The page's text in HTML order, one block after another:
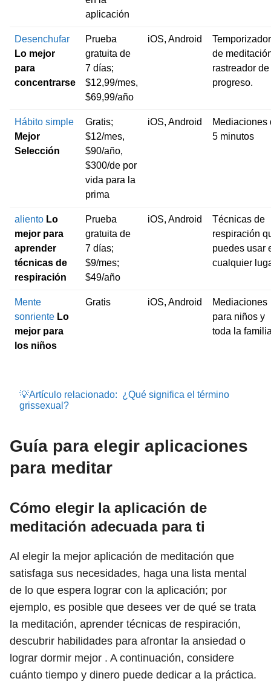
aplicación
Desenchufar
Lo mejor
para
concentrarse
Prueba
gratuita de
7 días;
$12,99/mes,
$69,99/año
iOS, Android
Temporizador
de
rastreador de
progreso.
Hábito simple
Mejor
Selección
Gratis;
$12/mes,
$90/año,
$300/de por
vida para la
prima
iOS, Android
Mediaciones
5 minutos
aliento Lo
mejor para
aprender
técnicas de
respiración
Prueba
gratuita de
7 días;
$9/mes;
$49/año
iOS, Android
Técnicas de
respiración
puedes usar
cualquier
Mente
sonriente Lo
mejor para
los niños
Gratis iOS, Android
Mediaciones
para niños y
toda la
💡Artículo relacionado: ¿Qué significa el término
grissexual?
Guía para elegir aplicaciones
para meditar
Cómo elegir la aplicación de
meditación adecuada para ti
Al elegir la mejor aplicación de meditación que
satisfaga sus necesidades, haga una lista mental
de lo que espera lograr con la aplicación; por
ejemplo, es posible que desees ver de qué se trata
la meditación, aprender técnicas de respiración,
descubrir habilidades para afrontar la ansiedad o
lograr dormir mejor . A continuación, considere
cuánto tiempo y dinero puede dedicar a la práctica.